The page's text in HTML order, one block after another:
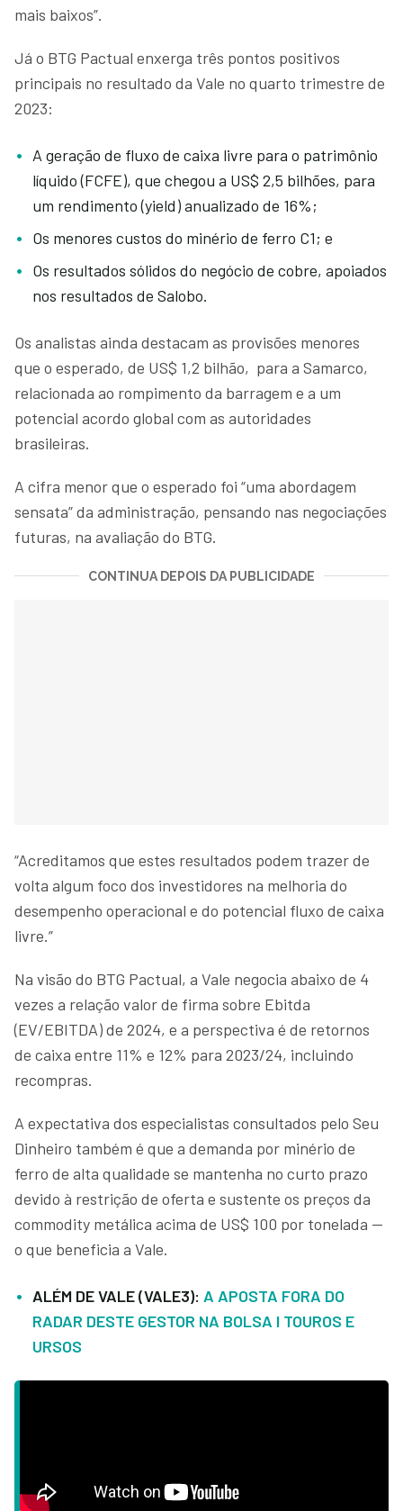
mais baixos”.
Já o BTG Pactual enxerga três pontos positivos
principais no resultado da Vale no quarto trimestre de
2023:
A geração de fluxo de caixa livre para o patrimônio
líquido (FCFE), que chegou a US$ 2,5 bilhões, para
um rendimento (yield) anualizado de 16%;
Os menores custos do minério de ferro C1; e
Os resultados sólidos do negócio de cobre, apoiados
nos resultados de Salobo.
Os analistas ainda destacam as provisões menores
que o esperado, de US$ 1,2 bilhão, para a Samarco,
relacionada ao rompimento da barragem e a um
potencial acordo global com as autoridades
brasileiras.
A cifra menor que o esperado foi “uma abordagem
sensata” da administração, pensando nas negociações
futuras, na avaliação do BTG.
CONTINUA DEPOIS DA PUBLICIDADE
“Acreditamos que estes resultados podem trazer de
volta algum foco dos investidores na melhoria do
desempenho operacional e do potencial fluxo de caixa
livre.”
Na visão do BTG Pactual, a Vale negocia abaixo de 4
vezes a relação valor de firma sobre Ebitda
(EV/EBITDA) de 2024, e a perspectiva é de retornos
de caixa entre 11% e 12% para 2023/24, incluindo
recompras.
A expectativa dos especialistas consultados pelo Seu
Dinheiro também é que a demanda por minério de
ferro de alta qualidade se mantenha no curto prazo
devido à restrição de oferta e sustente os preços da
commodity metálica acima de US$ 100 por tonelada —
o que beneficia a Vale.
ALÉM DE VALE (VALE3): A APOSTA FORA DO
RADAR DESTE GESTOR NA BOLSA I TOUROS E
URSOS